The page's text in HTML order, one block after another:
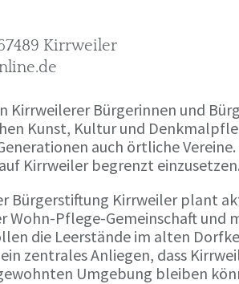
Kirrweiler
Bürgerinnen und
Kunst, Kultur und
auch örtliche Vereine.
Kirrweiler begrenzt einzusetzen.
Bürgerstiftung Kirrweiler plant
Pflege-Gemeinschaft und
die Leerstände im alten
zentrales Anliegen, dass
Umgebung bleiben